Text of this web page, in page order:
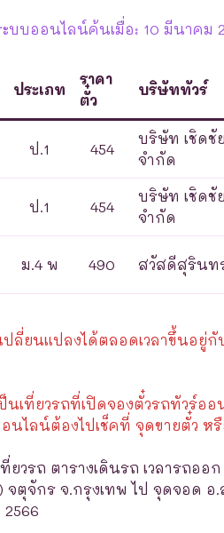
บบออนไลน์ค้นเมื่อ: 10 มีนาคม
ประเภท
ราคา
ตั๋ว
บริษัททัวร์
ป.1 454
บริษัท เชิดชั
จำกัด
ป.1 454
บริษัท เชิดชั
จำกัด
ม.4 พ 490 สวัสดีสุรินท
ลี่ยนแปลงได้ตลอดเวลาขึ้นอยู่กั
นเที่ยวรถที่เปิดจองตั๋วรถทัวร์ออ
นไลน์ต้องไปเช็คที่ จุดขายตั๋ว ห
ยวรถ ตารางเดินรถ เวลารถออ
จตุจักร จ.กรุงเทพ ไป จุดจอด อ.